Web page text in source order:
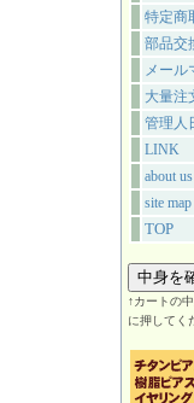
特定商
部品交
メール
大量注
管理人
LINK
about us
site map
TOP
↑カートの
に押してく